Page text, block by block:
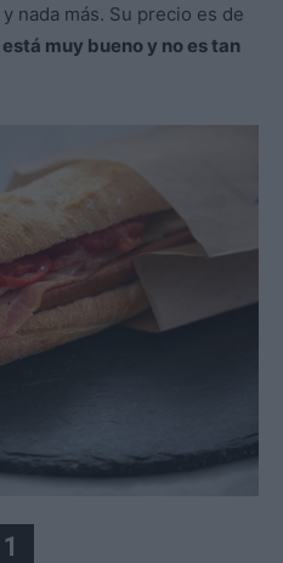
nada más. Su precio es de
muy bueno y no es tan
1